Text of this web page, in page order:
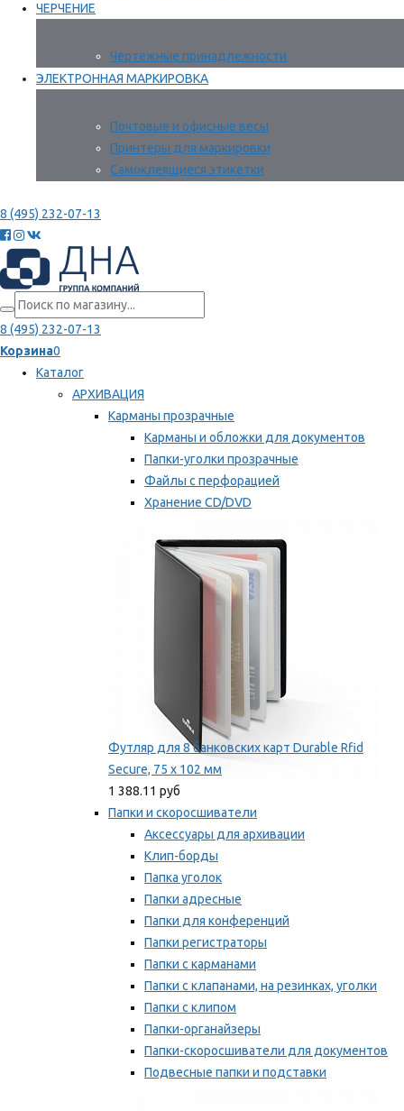
ЧЕРЧЕНИЕ
Чертежные принадлежности
ЭЛЕКТРОННАЯ МАРКИРОВКА
Почтовые и офисные весы
Принтеры для маркировки
Самоклеящиеся этикетки
8 (495) 232-07-13
8 (495) 232-07-13
Корзина0
Каталог
АРХИВАЦИЯ
Карманы прозрачные
Карманы и обложки для документов
Папки-уголки прозрачные
Файлы с перфорацией
Хранение CD/DVD
Мы рекомендуем
Футляр для 8 банковских карт Durable Rfid
Secure, 75 х 102 мм
1 388.11 руб
Папки и скоросшиватели
Аксессуары для архивации
Клип-борды
Папка уголок
Папки адресные
Папки для конференций
Папки регистраторы
Папки с карманами
Папки с клапанами, на резинках, уголки
Папки с клипом
Папки-органайзеры
Папки-скоросшиватели для документов
Подвесные папки и подставки